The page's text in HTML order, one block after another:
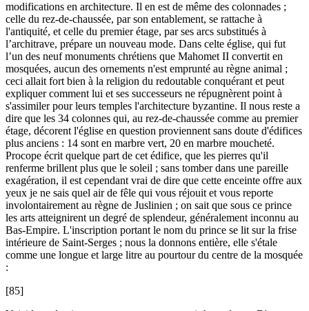
modifications en architecture. Il en est de même des colonnades ;
celle du rez-de-chaussée, par son entablement, se rattache à
l'antiquité, et celle du premier étage, par ses arcs substitués à
l’architrave, prépare un nouveau mode. Dans celte église, qui fut
l’un des neuf monuments chrétiens que Mahomet II convertit en
mosquées, aucun des ornements n'est emprunté au règne animal ;
ceci allait fort bien à la religion du redoutable conquérant et peut
expliquer comment lui et ses successeurs ne répugnèrent point à
s'assimiler pour leurs temples l'architecture byzantine. Il nous reste a
dire que les 34 colonnes qui, au rez-de-chaussée comme au premier
étage, décorent l'église en question proviennent sans doute d'édifices
plus anciens : 14 sont en marbre vert, 20 en marbre moucheté.
Procope écrit quelque part de cet édifice, que les pierres qu'il
renferme brillent plus que le soleil ; sans tomber dans une pareille
exagération, il est cependant vrai de dire que cette enceinte offre aux
yeux je ne sais quel air de fêle qui vous réjouit et vous reporte
involontairement au règne de Juslinien ; on sait que sous ce prince
les arts atteignirent un degré de splendeur, généralement inconnu au
Bas-Empire. L'inscription portant le nom du prince se lit sur la frise
intérieure de Saint-Serges ; nous la donnons entière, elle s'étale
comme une longue et large litre au pourtour du centre de la mosquée
:
[85]